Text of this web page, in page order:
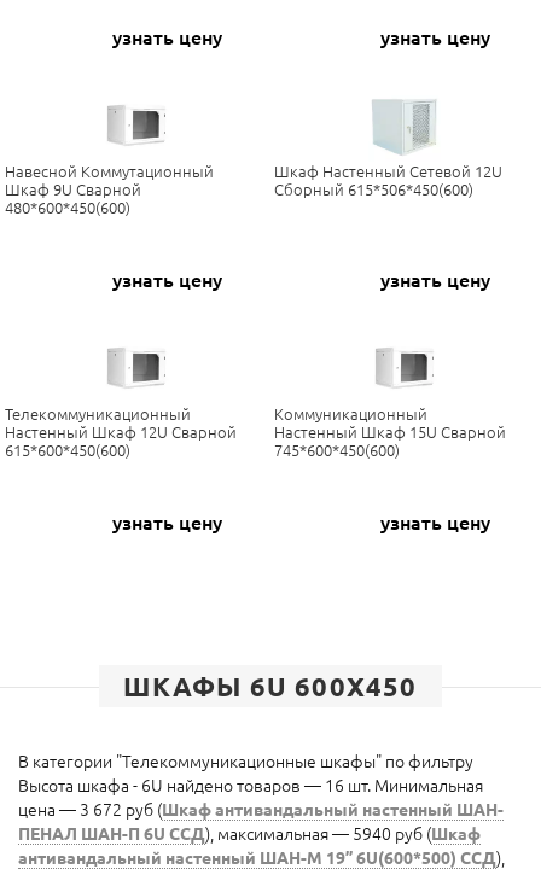
узнать цену узнать цену
Навесной Коммутационный
Шкаф 9U Сварной
480*600*450(600)
узнать цену
Шкаф Настенный Сетевой 12U
Сборный 615*506*450(600)
узнать цену
Телекоммуникационный
Настенный Шкаф 12U Сварной
615*600*450(600)
узнать цену
Коммуникационный
Настенный Шкаф 15U Сварной
745*600*450(600)
узнать цену
ШКАФЫ 6U 600Х450
В категории "Телекоммуникационные шкафы" по фильтру
Высота шкафа - 6U найдено товаров — 16 шт. Минимальная
цена — 3 672 руб (Шкаф антивандальный настенный ШАН-
ПЕНАЛ ШАН-П 6U ССД), максимальная — 5940 руб (Шкаф
антивандальный настенный ШАН-М 19” 6U(600*500) ССД),